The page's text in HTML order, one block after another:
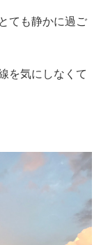
ても静かに過ご
を気にしなくて